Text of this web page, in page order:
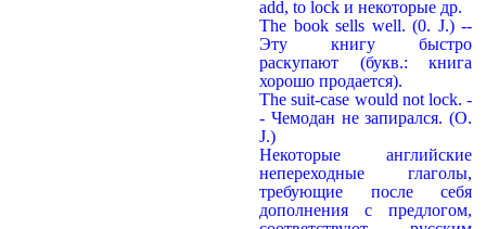
add, to lock и некоторые др.
The book sells well. (0. J.) --
Эту книгу быстро
раскупают (букв.: книга
хорошо продается).
The suit-case would not lock. -
- Чемодан не запирался. (О.
J.)
Некоторые английские
непереходные глаголы,
требующие после себя
дополнения с предлогом,